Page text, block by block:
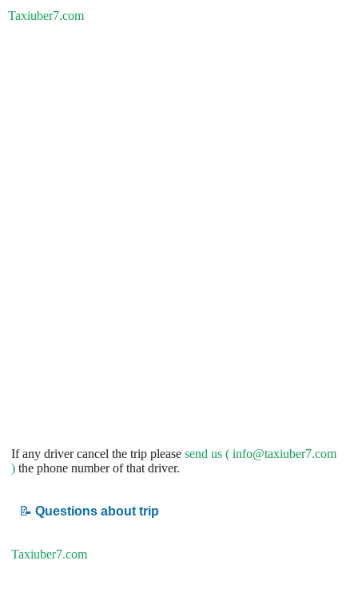
Taxiuber7.com
If any driver cancel the trip please send us ( info@taxiuber7.com
) the phone number of that driver.
📝 Questions about trip
Taxiuber7.com